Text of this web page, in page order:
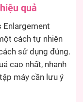
quả
Enlargement
cách tự nhiên
sử dụng đúng.
cao nhất, nhanh
máy cần lưu ý